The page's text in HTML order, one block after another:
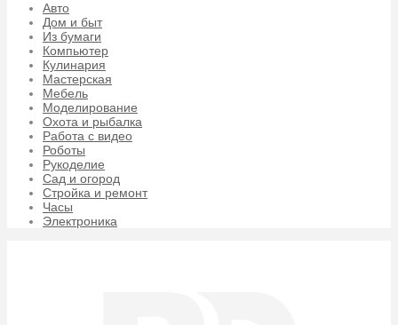
Авто
Дом и быт
Из бумаги
Компьютер
Кулинария
Мастерская
Мебель
Моделирование
Охота и рыбалка
Работа с видео
Роботы
Рукоделие
Сад и огород
Стройка и ремонт
Часы
Электроника